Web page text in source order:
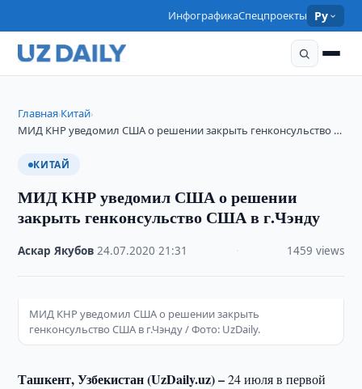
ИнфографикаСпецпроекты Ру
Главная›Китай›
МИД КНР уведомил США о решении закрыть генконсульство …
КИТАЙ
МИД КНР уведомил США о решении
закрыть генконсульство США в г.Чэнду
Аскар Якубов ·24.07.2020 ·21:31 1459 views
МИД КНР уведомил США о решении закрыть
генконсульство США в г.Чэнду / Фото: UzDaily.
Ташкент, Узбекистан (UzDaily.uz) –24 июля в первой